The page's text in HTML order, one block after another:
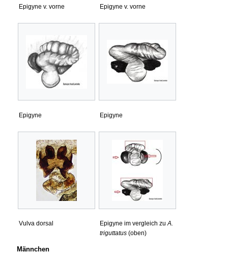
Epigyne v. vorne Epigyne v. vorne
Epigyne Epigyne
Vulva dorsal Epigyne im vergleich zuA.
triguttatus (oben)
Männchen